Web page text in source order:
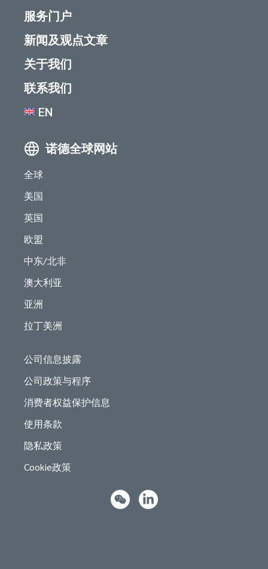
服务门户
新闻及观点文章
关于我们
联系我们
EN
诺德全球网站
全球
美国
英国
欧盟
中东/北非
澳大利亚
亚洲
拉丁美洲
公司信息披露
公司政策与程序
消费者权益保护信息
使用条款
隐私政策
Cookie政策